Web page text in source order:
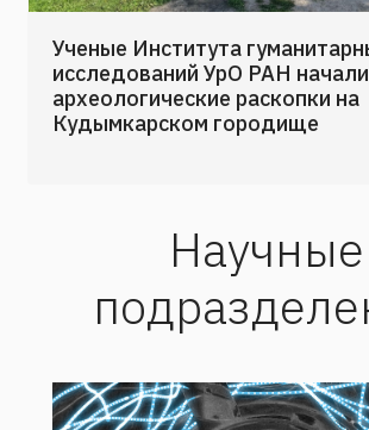
Ученые Института
исследований УрО РАН начали
археологические раскопки на
Кудымкарском городище
Научные